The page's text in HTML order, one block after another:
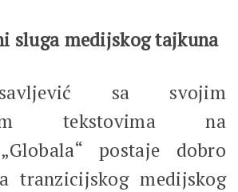
sluga medijskog tajkuna
sa svojim
tekstovima na
postaje dobro
tranzicijskog medijskog